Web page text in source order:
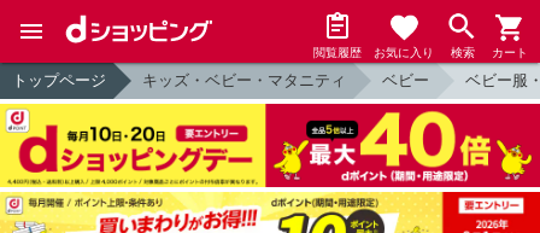
閲覧履歴 お気に入り 検索 カート
トップページ キッズ・ベビー・マタニティ ベビー ベビー服